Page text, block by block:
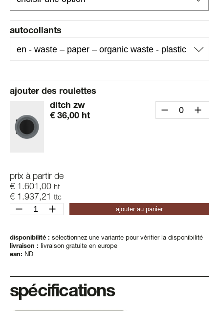
autocollants
ajouter des roulettes
ditch zw
€ 36,00 ht
prix à partir de
€ 1.601,00 ht
€ 1.937,21 ttc
quantité
4-
4xl
ajouter au panier
disponibilité : sélectionnez une variante pour vérifier la disponibilité
livraison : livraison gratuite en europe
ean: ND
spécifications